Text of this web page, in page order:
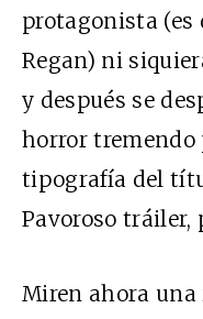
protagonista (es
Regan) ni
y después se
horror
tipografía del
Pavoroso tráiler,
Miren ahora